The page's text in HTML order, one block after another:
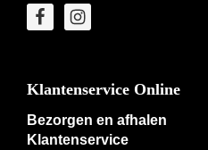
Klantenservice Online
Bezorgen en afhalen
Klantenservice